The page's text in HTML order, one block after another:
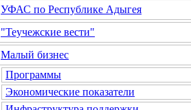
УФАС по Республике Адыгея
"Теучежские вести"
Малый бизнес
Программы
Экономические показатели